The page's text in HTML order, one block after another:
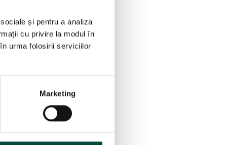
și pentru a analiza
cu privire la modul în
urma folosirii serviciilor
Marketing